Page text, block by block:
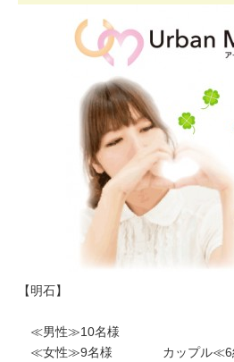
【明石】
≪男性≫10名様
≪女性≫9名様 カップル≪6